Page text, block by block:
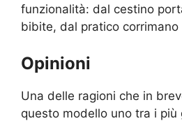
funzionalità: dal cestino
bibite, dal pratico corrimano
Opinioni
Una delle ragioni che in
questo modello uno tra i più